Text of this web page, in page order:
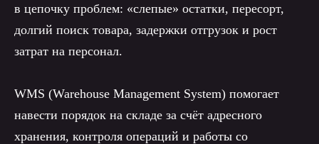
в цепочку проблем: «слепые» остатки, пересорт,
долгий поиск товара, задержки отгрузок и рост
затрат на персонал.
WMS (Warehouse Management System) помогает
навести порядок на складе за счёт адресного
хранения, контроля операций и работы со